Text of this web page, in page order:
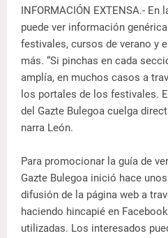
INFORMACIÓN EXTENSA.- En
puede ver información
festivales, cursos de verano y
más. “Si pinchas en cada
amplía, en muchos casos a
los portales de los festivales.
del Gazte Bulegoa cuelga
narra León.
Para promocionar la guía de
Gazte Bulegoa inició hace
difusión de la página web a
haciendo hincapié en
utilizadas. Los interesados